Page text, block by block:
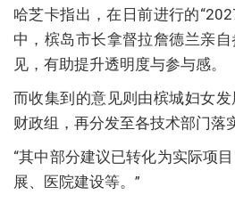
哈芝卡指出，在日前进行的
中，槟岛市长拿督拉詹德兰亲
见，有助提升透明度与参与感。
而收集到的意见则由槟城妇女
财政组，再分发至各技术部门落
“其中部分建议已转化为实际项
展、医院建设等。”